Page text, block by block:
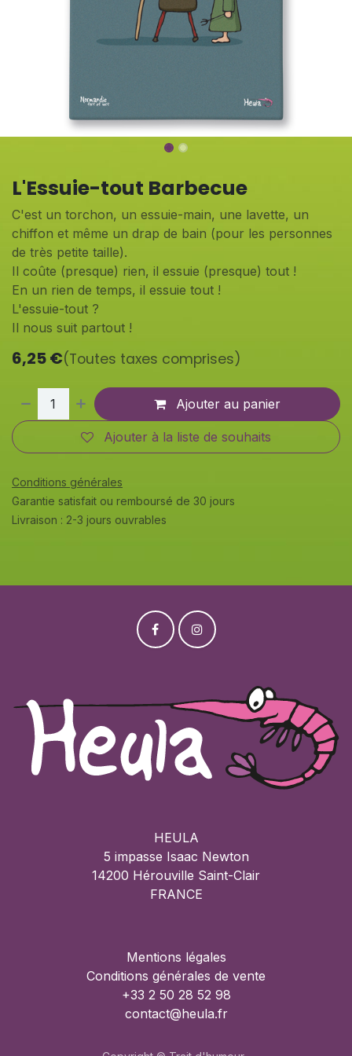
L'Essuie-tout Barbecue
C'est un torchon, un essuie-main, une lavette, un
chiffon et même un drap de bain (pour les personnes
de très petite taille).
Il coûte (presque) rien, il essuie (presque) tout !
En un rien de temps, il essuie tout !
L'essuie-tout ?
Il nous suit partout !
6,25€(Toutes taxes comprises)
Ajouter au panier
Ajouter à la liste de souhaits
Conditions générales
Garantie satisfait ou remboursé de 30 jours
Livraison : 2-3 jours ouvrables
HEULA
5 impasse Isaac Newton
14200 Hérouville Saint-Clair
FRANCE
Mentions légales
Conditions générales de vente
+33 2 50 28 52 98
contact@heula.fr